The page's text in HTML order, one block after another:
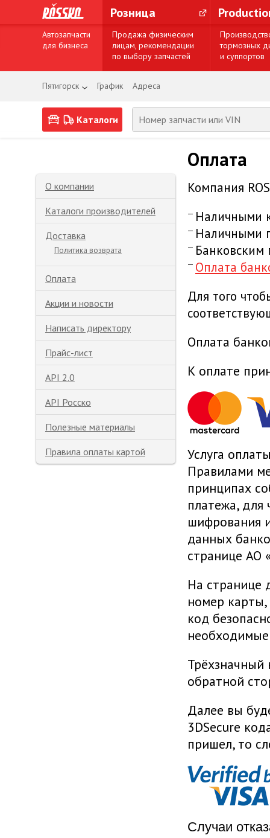
Розница
Автозапчасти
для бизнеса
Продажа физическим
лицам, рекомендации
по выбору запчастей
тормозных
и суппортов
Пятигорск График Адреса
Каталоги
О компании
Каталоги производителей
Доставка
Политика возврата
Оплата
Акции и новости
Написать директору
Прайс-лист
API 2.0
API Росско
Полезные материалы
Правила оплаты картой
Оплата
Компания
Наличными
Наличными
Оплата
Для того
Оплата
К оплате
Услуга
Правилами
принципах
платежа,
шифрования
данных
странице АО
На странице
номер карты,
код
обратной
Далее вы
3DSecure
пришел, то
Случаи